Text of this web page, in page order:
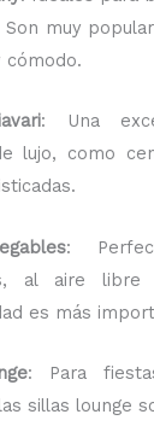
Son muy
cómodo.
: Una
lujo, como
:
al aire
es más
: Para
sillas lounge